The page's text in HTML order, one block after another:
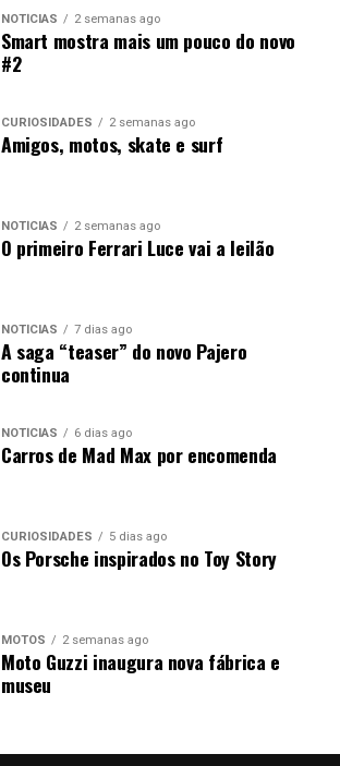
NOTÍCIAS 2 semanas ago
Smart mostra mais um pouco do novo
#2
CURIOSIDADES 2 semanas ago
Amigos, motos, skate e surf
NOTÍCIAS 2 semanas ago
O primeiro Ferrari Luce vai a leilão
NOTÍCIAS 7 dias ago
A saga “teaser” do novo Pajero
continua
NOTÍCIAS 6 dias ago
Carros de Mad Max por encomenda
CURIOSIDADES 5 dias ago
Os Porsche inspirados no Toy Story
MOTOS 2 semanas ago
Moto Guzzi inaugura nova fábrica e
museu